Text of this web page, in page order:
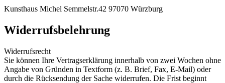
Kunsthaus Michel Semmelstr.42 97070 Würzburg
Widerrufsbelehrung
Widerrufsrecht
Sie können Ihre Vertragserklärung innerhalb von zwei Wochen ohne
Angabe von Gründen in Textform (z. B. Brief, Fax, E-Mail) oder
durch die Rücksendung der Sache widerrufen. Die Frist beginnt